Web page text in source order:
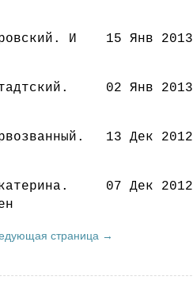
15 Янв 2013
И
02 Янв 2013
13 Дек 2012
07 Дек 2012
страница →